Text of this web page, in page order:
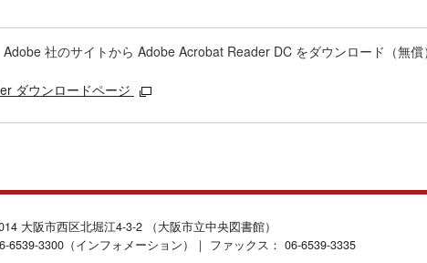
社のサイトから Adobe Acrobat Reader DC をダウンロード（無償
ダウンロードページ
大阪市西区北堀江4-3-2 （大阪市立中央図書館）
6539-3300（インフォメーション）｜ ファックス： 06-6539-3335